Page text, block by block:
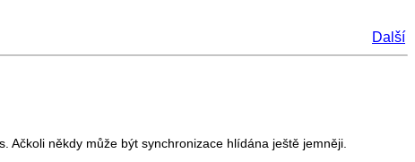
Další
Ačkoli někdy může být synchronizace hlídána ještě jemněji.